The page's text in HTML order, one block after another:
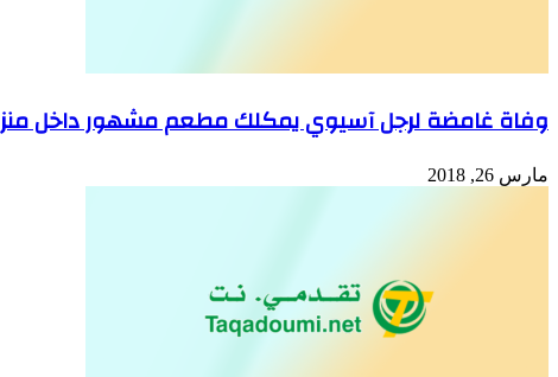
وفاة غامضة لرجل آسيوي يمكلك مطعم مشهور داخل
مارس 26, 2018